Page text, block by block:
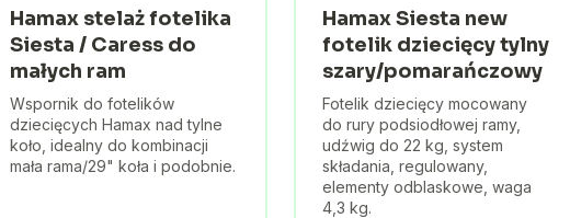
Hamax stelaż fotelika
Siesta / Caress do
małych ram
Wspornik do fotelików
dziecięcych Hamax nad tylne
koło, idealny do kombinacji
mała rama/29" koła i podobnie.
Hamax Siesta new
fotelik dziecięcy tylny
szary/pomarańczowy
Fotelik dziecięcy mocowany
do rury podsiodłowej ramy,
udźwig do 22 kg, system
składania, regulowany,
elementy odblaskowe, waga
4,3 kg.